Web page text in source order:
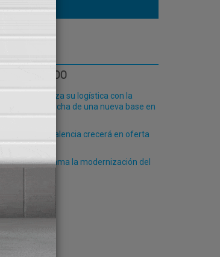
LO MÁS LEÍDO
Fribasa refuerza su logística con la
puesta en marcha de una nueva base en
Vizcaya
El Puerto de Valencia crecerá en oferta
ro-pax
Algeciras reclama la modernización del